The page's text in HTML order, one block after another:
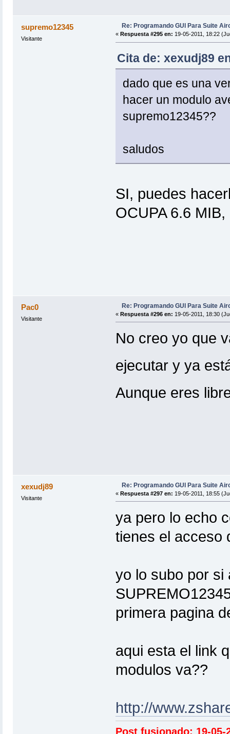
supremo12345
Visitante
Re: Programando GUI Para Suite
« Respuesta #295 en: 19-05-2011, 18:22
Cita de: xexudj89
dado que es una
hacer un modulo
supremo12345??
saludos
SI, puedes
OCUPA 6.6
Pac0
Visitante
Re: Programando GUI Para Suite
« Respuesta #296 en: 19-05-2011, 18:30
No creo yo que
ejecutar y ya
Aunque eres
xexudj89
Visitante
Re: Programando GUI Para Suite
« Respuesta #297 en: 19-05-2011, 18:55
ya pero lo echo
tienes el acceso
yo lo subo por si
primera pagina
aqui esta el link
modulos va??
http://
Post fusionado: 19-05-